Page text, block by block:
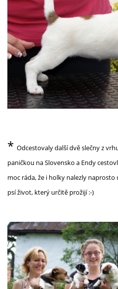
* Odcestovaly další dvě slečny z
paničkou na Slovensko a Endy
moc ráda, že i holky nalezly
psí život, který určitě prožijí :-)